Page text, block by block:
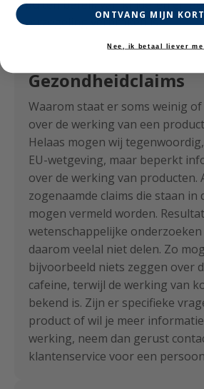
buiten bereik van kinderen en
verzegeling verbroken is.
Gezondheidclaims
Waarom staat er soms weinig
over de werking van een
Helaas mogen wij
EU-wetgeving, maar beperkt
over de werking van producten.
zogenaamde claims die staan in
mogen vermeld worden.
wetenschappelijke
daarom veelal niet delen. Zo
bijvoorbeeld niets zeggen over
cafeine, terwijl de werking van
bekend is. Zijn er specifieke
product of wil je meer
werking, neem dan gerust
klantenservice voor een
ONTVANG MIJN
Nee, ik betaal liever